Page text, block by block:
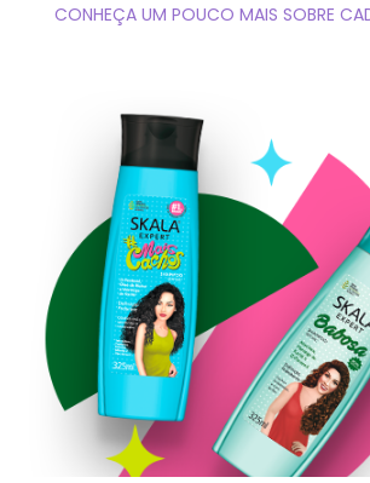
CONHEÇA UM POUCO MAIS SOBRE